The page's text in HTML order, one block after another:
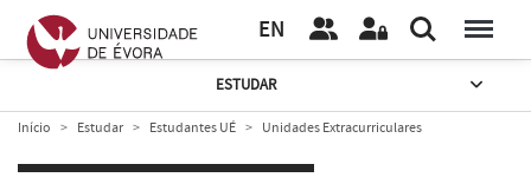
EN
ESTUDAR
Início Estudar Estudantes UÉ Unidades Extracurriculares